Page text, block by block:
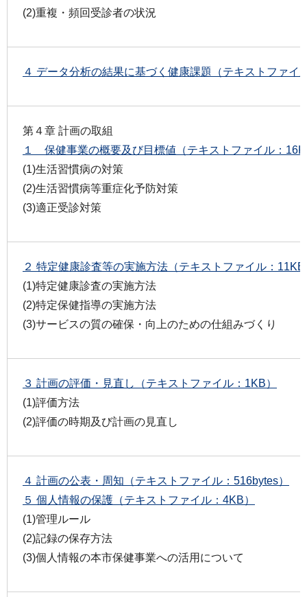
(2)重複・頻回受診者の状況
４ データ分析の結果に基づく健康課題（テキストファイ
第４章 計画の取組
１ 保健事業の概要及び目標値（テキストファイル：
(1)生活習慣病の対策
(2)生活習慣病等重症化予防対策
(3)適正受診対策
２ 特定健康診査等の実施方法（テキストファイル：11KB
(1)特定健康診査の実施方法
(2)特定保健指導の実施方法
(3)サービスの質の確保・向上のための仕組みづくり
３ 計画の評価・見直し（テキストファイル：1KB）
(1)評価方法
(2)評価の時期及び計画の見直し
４ 計画の公表・周知（テキストファイル：516bytes）
５ 個人情報の保護（テキストファイル：4KB）
(1)管理ルール
(2)記録の保存方法
(3)個人情報の本市保健事業への活用について